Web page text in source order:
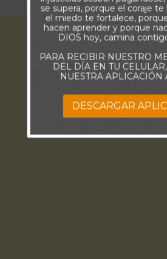
se supera, porque el coraje
el miedo te fortalece,
hacen aprender y porque
DIOS hoy, camina
PARA RECIBIR NUESTRO
DEL DÍA EN TU
NUESTRA APLICACIÓN
DESCARGAR